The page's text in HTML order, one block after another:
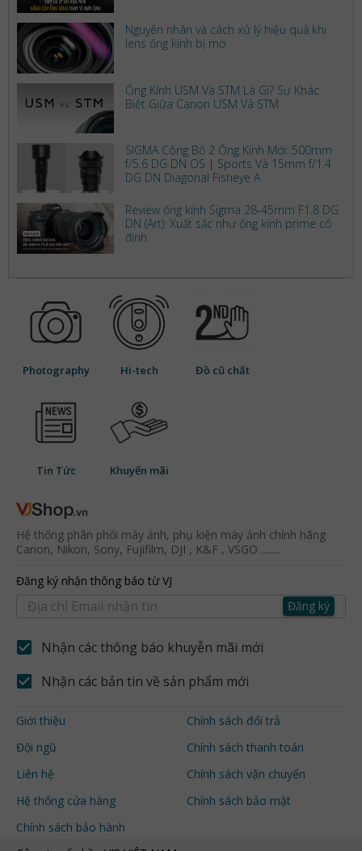
Nguyên nhân và cách xử lý hiệu quả khi
lens ống kính bị mờ
Ống Kính USM Và STM Là Gì? Sự Khác
Biệt Giữa Canon USM Và STM
SIGMA Công Bố 2 Ống Kính Mới: 500mm
f/5.6 DG DN OS | Sports Và 15mm f/1.4
DG DN Diagonal Fisheye A
Review ống kính Sigma 28-45mm F1.8 DG
DN (Art): Xuất sắc như ống kính prime cố
định
Photography Hi-tech Đồ cũ chất
Tin Tức Khuyến mãi
Hệ thống phân phối máy ảnh, phụ kiện máy ảnh chính hãng
Canon, Nikon, Sony, Fujifilm, DJI , K&F , VSGO ........
Đăng ký nhận thông báo từ VJ
Đăng ký
Nhận các thông báo khuyễn mãi mới
Nhận các bản tin về sản phẩm mới
Giới thiệu
Đội ngũ
Liên hệ
Hệ thống cửa hàng
Chính sách bảo hành
Chính sách đổi trả
Chính sách thanh toán
Chính sách vận chuyển
Chính sách bảo mật